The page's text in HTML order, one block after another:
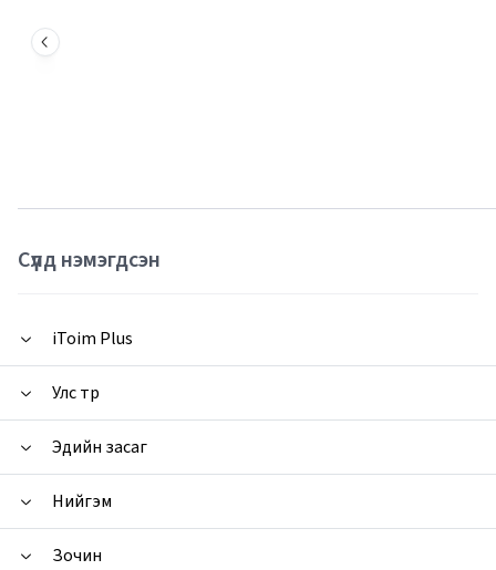
Сүүлд нэмэгдсэн
iToim Plus
Улс төр
Эдийн засаг
Нийгэм
Зочин